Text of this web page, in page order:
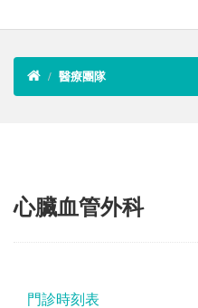
醫療團隊
心臟血管外科
門診時刻表